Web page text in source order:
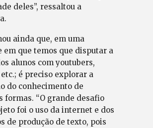
deles”, ressaltou a
ainda que, em uma
em que temos que disputar a
alunos com youtubers,
é preciso explorar a
do conhecimento de
formas. “O grande desafio
foi o uso da internet e dos
de produção de texto, pois